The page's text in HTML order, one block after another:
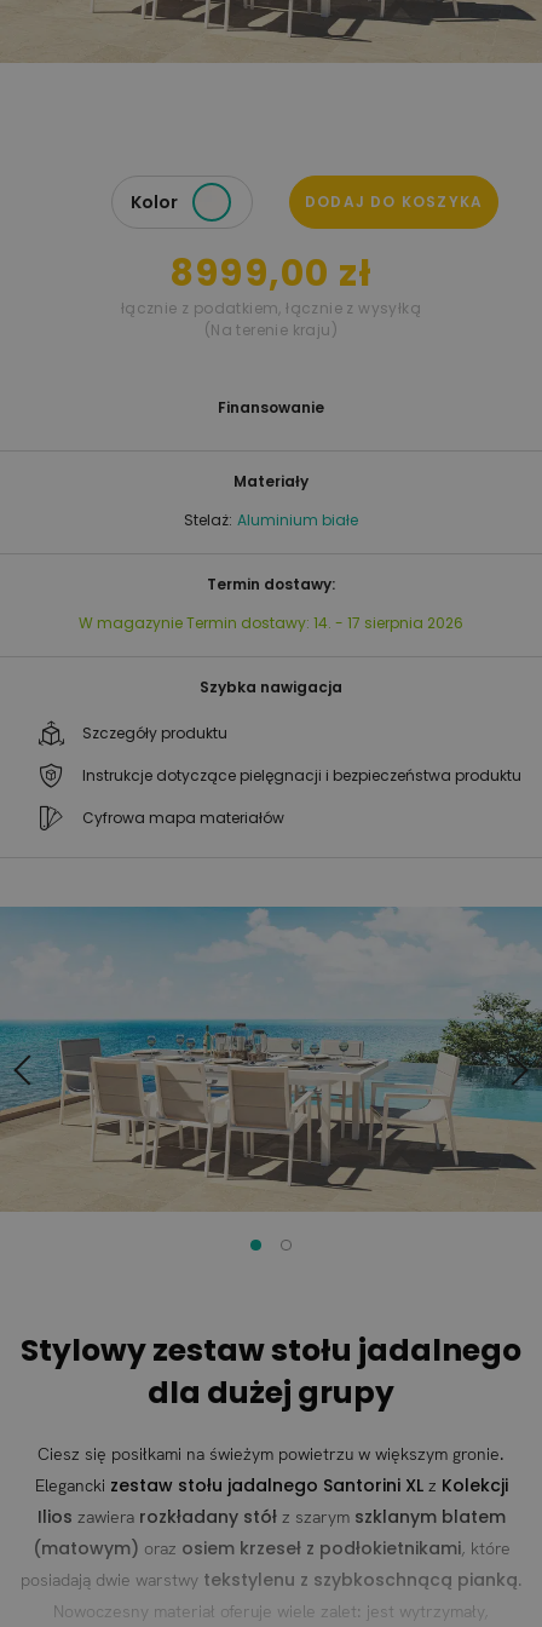
Kolor DODAJ DO KOSZYKA
8999,00 zł
łącznie z podatkiem,łącznie z wysyłką
(Na terenie kraju)
Materiały
Stelaż: Aluminium białe
Termin dostawy:
W magazynieTermin dostawy: 14. - 17 sierpnia 2026
Szybka nawigacja
Szczegóły produktu
Instrukcje dotyczące pielęgnacji i bezpieczeństwa produktu
Cyfrowa mapa materiałów
Finansowanie
Stylowy zestaw stołu jadalnego
dla dużej grupy
Ciesz się posiłkami na świeżym powietrzu w większym gronie.
Elegancki zestaw stołu jadalnego Santorini XLz Kolekcji
Ilios zawiera rozkładany stółz szarym szklanym blatem
(matowym) oraz osiem krzeseł z podłokietnikami, które
posiadają dwie warstwy tekstylenu z szybkoschnącą pianką.
Nowoczesny materiał oferuje wiele zalet: jest wytrzymały,